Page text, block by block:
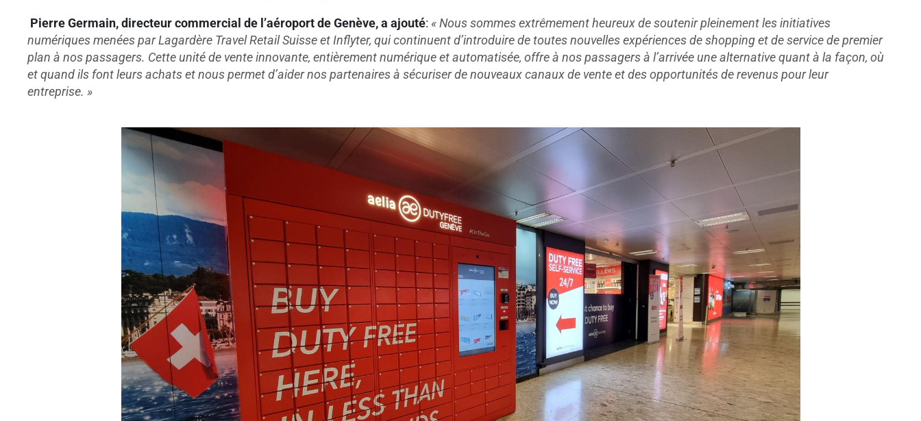
Pierre Germain, directeur commercial de l’aéroport de Genève, a ajouté: « Nous sommes extrêmement heureux de soutenir pleinement les initiatives
numériques menées par Lagardère Travel Retail Suisse et Inflyter, qui continuent d’introduire de toutes nouvelles expériences de shopping et de service de premier
plan à nos passagers. Cette unité de vente innovante, entièrement numérique et automatisée, offre à nos passagers à l’arrivée une alternative quant à la façon, où
et quand ils font leurs achats et nous permet d’aider nos partenaires à sécuriser de nouveaux canaux de vente et des opportunités de revenus pour leur
entreprise. »